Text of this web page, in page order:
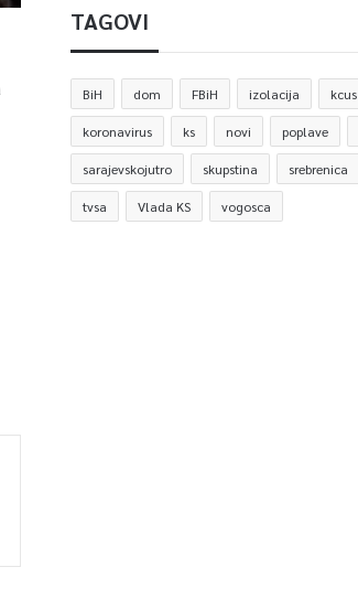
TAGOVI
BiH dom FBiH izolacija kcus
koronavirus ks novi poplave
sarajevskojutro skupstina srebrenica
tvsa Vlada KS vogosca